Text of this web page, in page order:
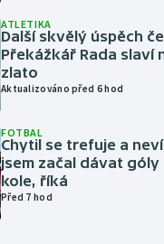
ATLETIKA
Další skvělý úspěch
Překážkář Rada slaví
zlato
Aktualizováno před 6 hod
FOTBAL
Chytil se trefuje a
jsem začal dávat góly
kole, říká
Před 7 hod